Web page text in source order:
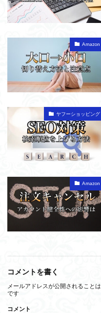
Amazon
ヤフーショッピング
Amazon
コメントを書く
メールアドレスが公開されることは
です
コメント